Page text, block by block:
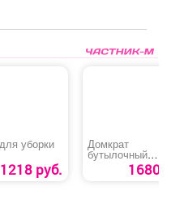
уборки
1218 руб.
Домкрат
бутылочный
«Сибртех 50806»
1680